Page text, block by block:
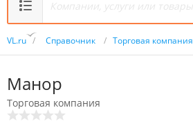
VL.ru / Справочник / Торговая компания
Манор
Торговая компания